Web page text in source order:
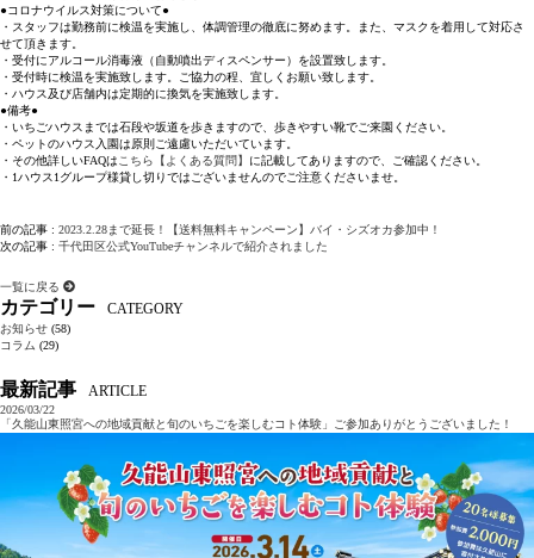
●コロナウイルス対策について●
・スタッフは勤務前に検温を実施し、体調管理の徹底に努めます。また、マスクを着用して対応さ
せて頂きます。
・受付にアルコール消毒液（自動噴出ディスペンサー）を設置致します。
・受付時に検温を実施致します。ご協力の程、宜しくお願い致します。
・ハウス及び店舗内は定期的に換気を実施致します。
●備考●
・いちごハウスまでは石段や坂道を歩きますので、歩きやすい靴でご来園ください。
・ペットのハウス入園は原則ご遠慮いただいています。
・その他詳しいFAQはこちら【よくある質問】 に記載してありますので、ご確認ください。
・1ハウス1グループ様貸し切りではございませんのでご注意くださいませ。
前の記事 : 2023.2.28まで延長！【送料無料キャンペーン】バイ・シズオカ参加中！
次の記事 : 千代田区公式YouTubeチャンネルで紹介されました
一覧に戻る
カテゴリー CATEGORY
お知らせ (58)
コラム (29)
最新記事 ARTICLE
2026/03/22
「久能山東照宮への地域貢献と旬のいちごを楽しむコト体験」ご参加ありがとうございました！